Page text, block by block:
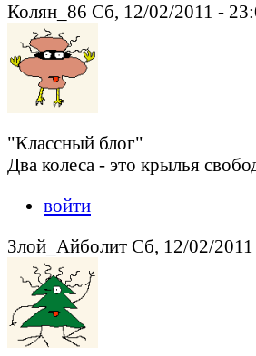
Колян_86 Сб, 12/02/2011 -
"Классный блог"
Два колеса - это крылья
войти
Злой_Айболит Сб, 12/02/2011